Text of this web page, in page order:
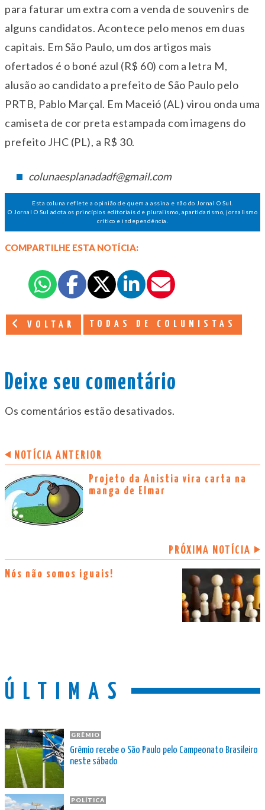
para faturar um extra com a venda de souvenirs de
alguns candidatos. Acontece pelo menos em duas
capitais. Em São Paulo, um dos artigos mais
ofertados é o boné azul (R$ 60) com a letra M,
alusão ao candidato a prefeito de São Paulo pelo
PRTB, Pablo Marçal. Em Maceió (AL) virou onda uma
camiseta de cor preta estampada com imagens do
prefeito JHC (PL), a R$ 30.
colunaesplanadadf@gmail.com
Esta coluna reflete a opinião de quem a assina e não do Jornal O Sul.
O Jornal O Sul adota os princípios editoriais de pluralismo, apartidarismo, jornalismo
crítico e independência.
COMPARTILHE ESTA NOTÍCIA:
VOLTAR TODAS DE COLUNISTAS
Deixe seu comentário
Os comentários estão desativados.
NOTÍCIA ANTERIOR
Projeto da Anistia vira carta na
manga de Elmar
PRÓXIMA NOTÍCIA
Nós não somos iguais!
ÚLTIMAS
GRÊMIO
Grêmio recebe o São Paulo pelo Campeonato Brasileiro
neste sábado
POLÍTICA